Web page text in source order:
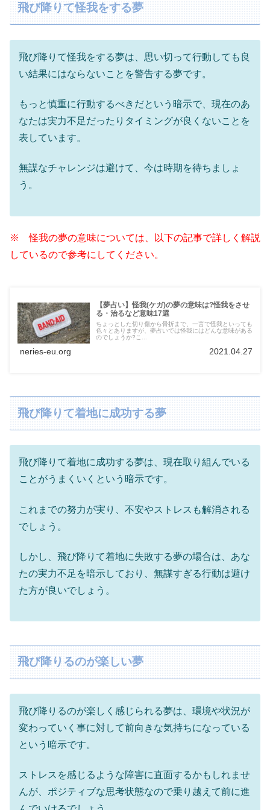
飛び降りて怪我をする夢
飛び降りて怪我をする夢は、思い切って行動しても良
い結果にはならないことを警告する夢です。
もっと慎重に行動するべきだという暗示で、現在のあ
なたは実力不足だったりタイミングが良くないことを
表しています。
無謀なチャレンジは避けて、今は時期を待ちましょ
う。
※ 怪我の夢の意味については、以下の記事で詳しく解説
しているので参考にしてください。
【夢占い】怪我(ケガ)の夢の意味は?怪我をさせ
る・治るなど意味17選
ちょっとした切り傷から骨折まで、一言で怪我といっても
色々とありますが、夢占いでは怪我にはどんな意味がある
のでしょうか?こ...
neries-eu.org 2021.04.27
飛び降りて着地に成功する夢
飛び降りて着地に成功する夢は、現在取り組んでいる
ことがうまくいくという暗示です。
これまでの努力が実り、不安やストレスも解消される
でしょう。
しかし、飛び降りて着地に失敗する夢の場合は、あな
たの実力不足を暗示しており、無謀すぎる行動は避け
た方が良いでしょう。
飛び降りるのが楽しい夢
飛び降りるのが楽しく感じられる夢は、環境や状況が
変わっていく事に対して前向きな気持ちになっている
という暗示です。
ストレスを感じるような障害に直面するかもしれませ
んが、ポジティブな思考状態なので乗り越えて前に進